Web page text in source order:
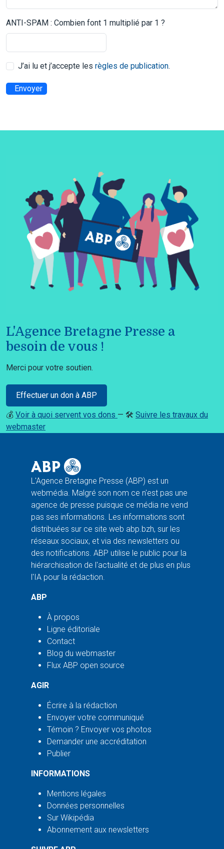
ANTI-SPAM : Combien font 1 multiplié par 1 ?
J’ai lu et j’accepte les règles de publication.
Envoyer
L'Agence Bretagne Presse a
besoin de vous !
Merci pour votre soutien.
Effectuer un don à ABP
💰 Voir à quoi servent vos dons — 🛠️ Suivre les travaux du
webmaster
L'Agence Bretagne Presse (ABP) est un
webmédia. Malgré son nom ce n'est pas une
agence de presse puisque ce média ne vend
pas ses informations. Les informations sont
distribuées sur ce site web abp.bzh, sur les
réseaux sociaux, et via des newsletters ou
des notifications. ABP utilise le public pour la
hiérarchisation de l'actualité et de plus en plus
l'IA pour la rédaction.
ABP
À propos
Ligne éditoriale
Contact
Blog du webmaster
Flux ABP open source
AGIR
Écrire à la rédaction
Envoyer votre communiqué
Témoin ? Envoyer vos photos
Demander une accréditation
Publier
INFORMATIONS
Mentions légales
Données personnelles
Sur Wikipédia
Abonnement aux newsletters